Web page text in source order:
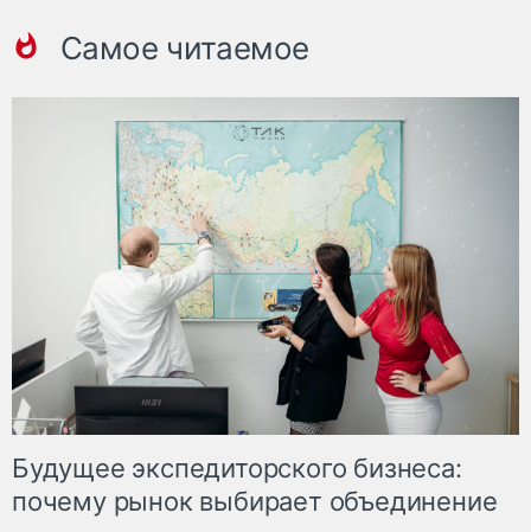
Самое читаемое
Будущее экспедиторского бизнеса:
почему рынок выбирает объединение